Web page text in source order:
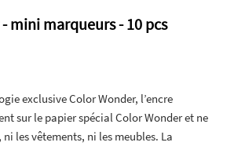
mini marqueurs - 10 pcs
exclusive Color Wonder, l’encre
sur le papier spécial Color Wonder et ne
les vêtements, ni les meubles. La